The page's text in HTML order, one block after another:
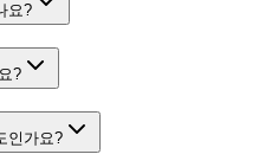
요?
?
인가요?